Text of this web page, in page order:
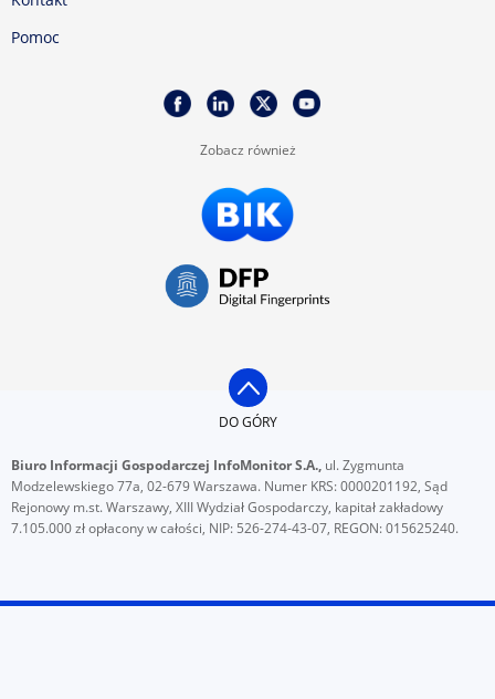
Pomoc
Zobacz również
DO GÓRY
Biuro Informacji Gospodarczej InfoMonitor S.A., ul. Zygmunta
Modzelewskiego 77a, 02-679 Warszawa. Numer KRS: 0000201192, Sąd
Rejonowy m.st. Warszawy, XIII Wydział Gospodarczy, kapitał zakładowy
7.105.000 zł opłacony w całości, NIP: 526-274-43-07, REGON: 015625240.